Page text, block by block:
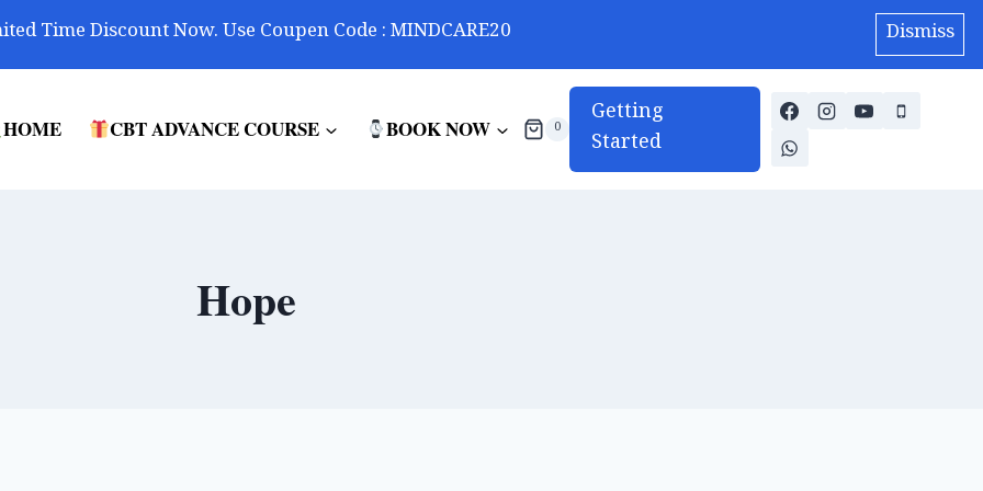
Time Discount Now. Use Coupen Code : MINDCARE20 Dismiss
HOME CBT ADVANCE COURSE BOOK NOW 0
Getting
Started
Hope